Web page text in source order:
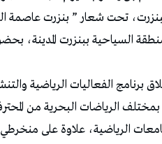
تحت شعار ” بنزرت عاصمة
السياحية ببنزرت المدينة،
برنامج الفعاليات الرياضية
من المولعين بمختلف الرياضات البحرية من
الرياضية، علاوة على